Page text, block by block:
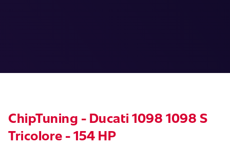
ChipTuning - Ducati 1098 1098 S
Tricolore - 154 HP